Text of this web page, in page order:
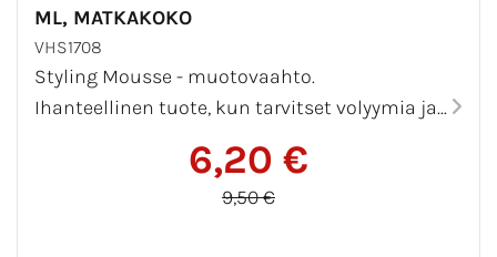
ML, MATKAKOKO
VHS1708
Styling Mousse - muotovaahto.
Ihanteellinen tuote, kun tarvitset volyymia ja...
6,20 €
9,50 €